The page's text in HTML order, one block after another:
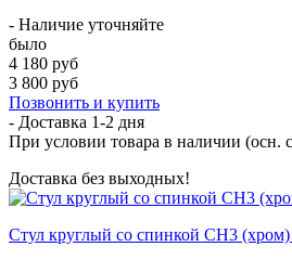
- Наличие уточняйте
было
4 180 руб
3 800 руб
Позвонить и купить
- Доставка 1-2 дня
При условии товара в наличии (осн.
Доставка без выходных!
Стул круглый со спинкой CH3